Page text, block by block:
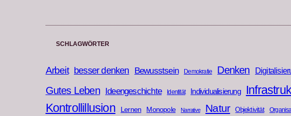
SCHLAGWÖRTER
Arbeit besser denken Bewusstsein Demokratie Denken
Gutes Leben Ideengeschichte Identität Individualisierung
Kontrollillusion Lernen Monopole Narrative Natur Objektivität